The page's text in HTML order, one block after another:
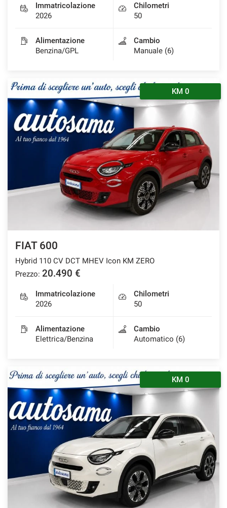
Immatricolazione
2026
Chilometri
50
Alimentazione
Benzina/GPL
Cambio
Manuale (6)
KM 0
FIAT 600
Hybrid 110 CV DCT MHEV Icon KM ZERO
Prezzo: 20.490 €
Immatricolazione
2026
Chilometri
50
Alimentazione
Elettrica/Benzina
Cambio
Automatico (6)
KM 0